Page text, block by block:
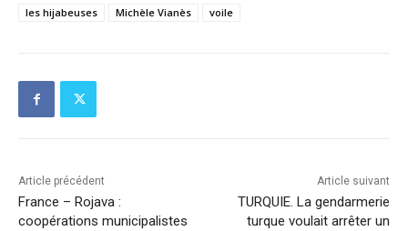
les hijabeuses
Michèle Vianès voile
Article précédent
France – Rojava :
coopérations municipalistes
Article suivant
TURQUIE. La gendarmerie
turque voulait arrêter un